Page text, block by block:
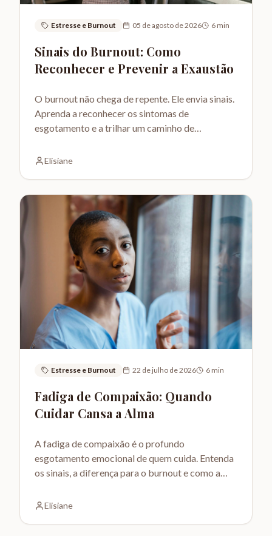
Estresse e Burnout 05 de agosto de 2026 6min
Sinais do Burnout: Como
Reconhecer e Prevenir a Exaustão
O burnout não chega de repente. Ele envia sinais.
Aprenda a reconhecer os sintomas de
esgotamento e a trilhar um caminho de
Elisiane
Estresse e Burnout 22 de julho de 2026 6min
Fadiga de Compaixão: Quando
Cuidar Cansa a Alma
A fadiga de compaixão é o profundo
esgotamento emocional de quem cuida. Entenda
os sinais, a diferença para o burnout e como a
Elisiane